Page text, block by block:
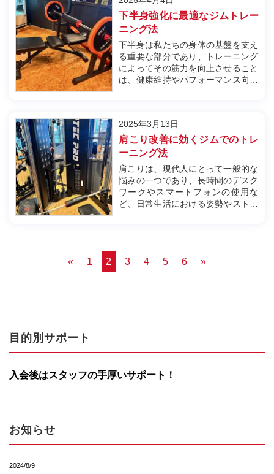
どの順番で行うべき上半身の筋力を
鍛えることは、身体全体のバランス
や機...
下半身強化に最適なジムトレー
ニング法
下半身は私たちの身体の基盤を支え
る重要な部分であり、トレーニング
によってその筋力を向上させること
は、健康維持やパフォーマンス向上
歩行や走行、ジャンプといった動作
はすべて下半身の筋力に依存してい
ます...
肩こり改善に効くジムでのトレ
ーニング法
2025年3月13日
肩こりは、現代人にとって一般的な
悩みの一つであり、長時間のデスク
ワークやスマートフォンの使用な
ど、日常生活における姿勢やストレ
ます。そんな中、ジムでのトレーニ
« 1 2 3 4 5 6 »
目的別サポート
入会後はスタッフの手厚いサポート！
お知らせ
2024/8/9